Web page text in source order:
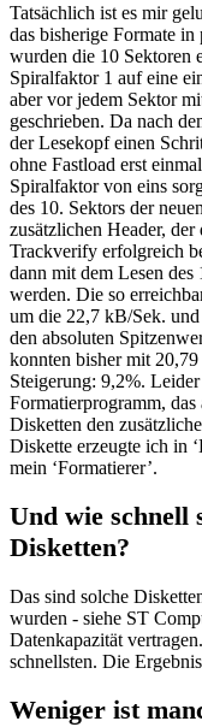
Tatsächlich ist es mir
das bisherige Formate
wurden die 10 Sektoren
Spiralfaktor 1 auf eine
aber vor jedem Sektor
geschrieben. Da nach
der Lesekopf einen
ohne Fastload erst
Spiralfaktor von eins
des 10. Sektors der
zusätzlichen Header, der
Trackverify erfolgreich
dann mit dem Lesen des
werden. Die so
um die 22,7 kB/Sek.
den absoluten
konnten bisher mit
Steigerung: 9,2%.
Formatierprogramm,
Disketten den
Diskette erzeugte ich in
mein ‘Formatierer’.
Und wie schnell
Disketten?
Das sind solche
wurden - siehe ST
Datenkapazität
schnellsten. Die
Weniger ist